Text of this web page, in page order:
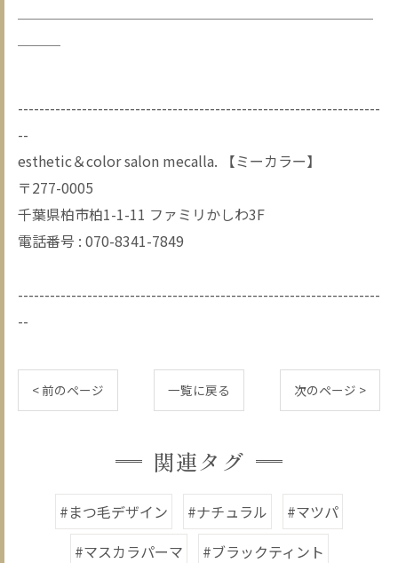
─────────────────────────
───
--------------------------------------------------------------------
--
esthetic＆color salon mecalla. 【ミーカラー】
〒277-0005
千葉県柏市柏1-1-11 ファミリかしわ3F
電話番号 : 070-8341-7849
--------------------------------------------------------------------
--
< 前のページ 一覧に戻る 次のページ >
関連タグ
#まつ毛デザイン #ナチュラル
#マツパ
#マスカラパーマ
#ブラックティント